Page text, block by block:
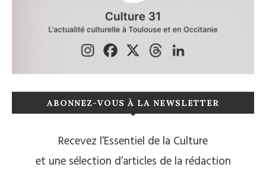
ABONNEZ-VOUS À LA NEWSLETTER
Recevez l’Essentiel de la Culture
et une sélection d’articles de la rédaction